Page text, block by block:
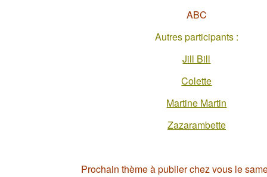
ABC
Autres participants :
Jill Bill
Colette
Martine Martin
Zazarambette
Prochain thème à publier chez vous le